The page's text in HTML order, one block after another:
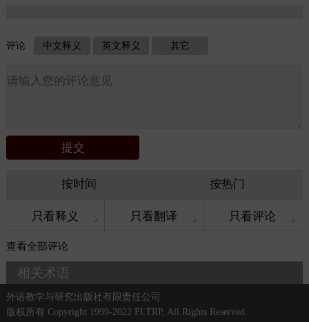
评论 中文释义 英文释义 其它
按时间 按热门
只看释义 只看翻译 只看评论
查看全部评论
相关术语
外语教学与研究出版社有限责任公司
版权所有 Copyright 1999-2022 FLTRP, All Rights Reserved